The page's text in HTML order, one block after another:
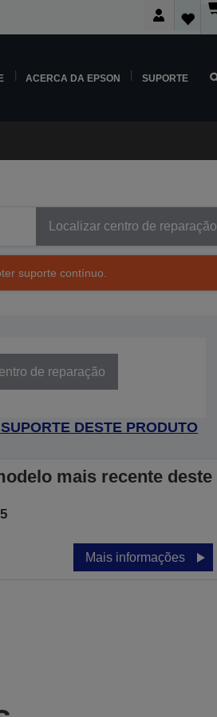
ACERCA DA EPSON SUPORTE
Localizar centro de reparação
suporte contínuo.
de reparação
DESTE PRODUTO
mais recente deste
Mais informações